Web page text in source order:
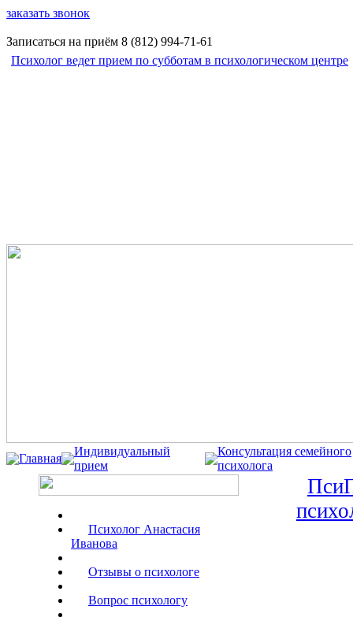
заказать звонок
Записаться на приём 8 (812) 994-71-61
Психолог ведет прием по субботам в психологическом центре
Главная
Индивидуальный
прием
Консультация семейного
психолога
Психолог Анастасия
Иванова
Отзывы о психологе
Вопрос психологу